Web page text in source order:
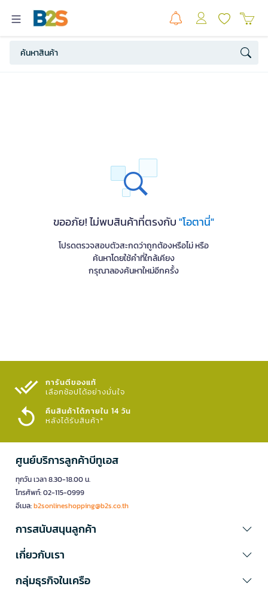
ขออภัย! ไม่พบสินค้าที่ตรงกับ"โอตานี่"
โปรดตรวจสอบตัวสะกดว่าถูกต้องหรือไม่ หรือ
ค้นหาโดยใช้คำที่ใกล้เคียง
กรุณาลองค้นหาใหม่อีกครั้ง
การันตีของแท้
เลือกช้อปได้อย่างมั่นใจ​
คืนสินค้าได้ภายใน 14 วัน
หลังได้รับสินค้า*
ศูนย์บริการลูกค้าบีทูเอส
ทุกวัน เวลา 8.30-18.00 น.
โทรศัพท์: 02-115-0999
อีเมล:b2sonlineshopping@b2s.co.th
การสนับสนุนลูกค้า
เกี่ยวกับเรา
กลุ่มธุรกิจในเครือ